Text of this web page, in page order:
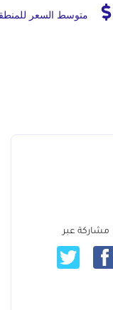
متوسط السعر
مشاركة عبر